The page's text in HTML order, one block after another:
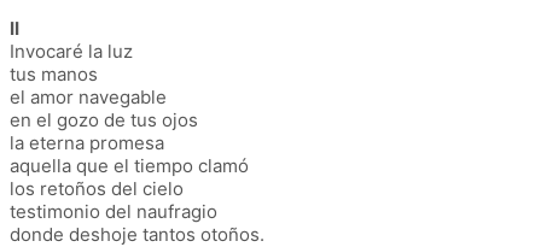
II
Invocaré la luz
tus manos
el amor navegable
en el gozo de tus ojos
la eterna promesa
aquella que el tiempo clamó
los retoños del cielo
testimonio del naufragio
donde deshoje tantos otoños.